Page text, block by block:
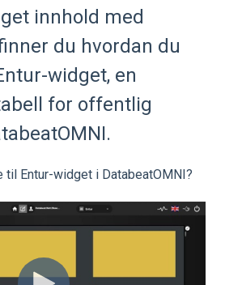
innhold med
du hvordan du
widget, en
for offentlig
til Entur-widget i DatabeatOMNI?